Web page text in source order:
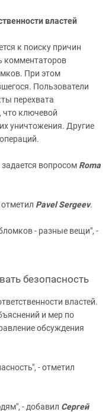
властей
к поиску причин
комментаторов
При этом
Пользователи
перехвата
что ключевой
уничтожения. Другие
вопросом Roma
Pavel Sergeev.
- разные вещи", -
безопасность
властей.
и мер по
обсуждения
- отметил
- добавил Сергей